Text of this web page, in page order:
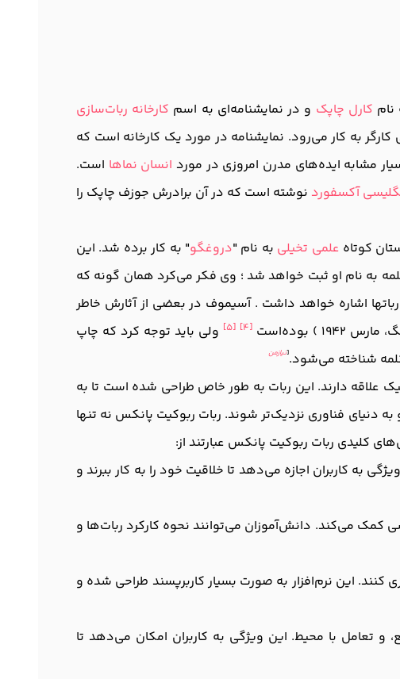
نام کارل چاپک و در نمایشنامه‌ای به اسم کارخانه ربات‌سازی
به کار می‌رود. نمایشنامه در مورد یک کارخانه است که
مشابه ایده‌های مدرن امروزی در مورد انسان نماها است.
آکسفورد نوشته است که در آن برادرش جوزف چاپک را
کوتاه علمی تخیلی به نام "دروغگو" به کار برده شد. این
به نام او ثبت خواهد شد ؛ وی فکر می‌کرد همان گونه که
اشاره خواهد داشت . آسیموف در بعضی از آثارش خاطر
) بوده‌است [4]
[5]
ولی باید توجه کرد که چاپ
شناخته می‌شود.[نیازمن
علاقه دارند. این ربات به طور خاص طراحی شده است تا به
دنیای فناوری نزدیک‌تر شوند. ربات ربوکیت پانکس نه تنها
کلیدی ربات ربوکیت پانکس عبارتند از:
به کاربران اجازه می‌دهد تا خلاقیت خود را به کار ببرند و
کمک می‌کند. دانش‌آموزان می‌توانند نحوه کارکرد ربات‌ها و
کنند. این نرم‌افزار به صورت بسیار کاربرپسند طراحی شده و
و تعامل با محیط. این ویژگی به کاربران امکان می‌دهد تا